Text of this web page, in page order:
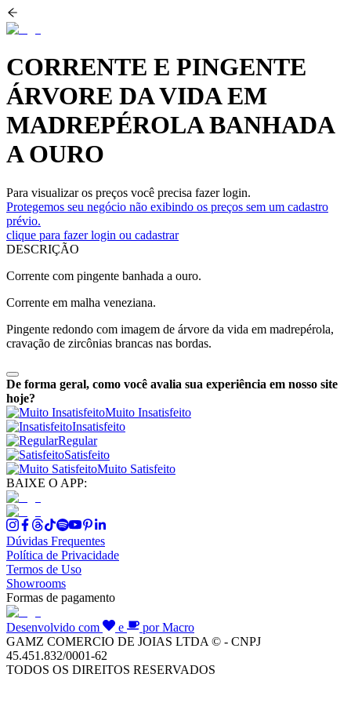
CORRENTE E PINGENTE
ÁRVORE DA VIDA EM
MADREPÉROLA BANHADA
A OURO
Para visualizar os preços você precisa fazer login.
Protegemos seu negócio não exibindo os preços sem um cadastro
prévio.
clique para fazer login ou cadastrar
DESCRIÇÃO
Corrente com pingente banhada a ouro.
Corrente em malha veneziana.
Pingente redondo com imagem de árvore da vida em madrepérola,
cravação de zircônias brancas nas bordas.
De forma geral, como você avalia sua experiência em nosso site
hoje?
Muito Insatisfeito
Insatisfeito
Regular
Satisfeito
Muito Satisfeito
BAIXE O APP:
Dúvidas Frequentes
Política de Privacidade
Termos de Uso
Showrooms
Formas de pagamento
Desenvolvido com e
por Macro
GAMZ COMERCIO DE JOIAS LTDA © - CNPJ
45.451.832/0001-62
TODOS OS DIREITOS RESERVADOS